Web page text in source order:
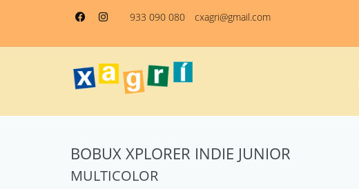
933 090 080 cxagri@gmail.com
BOBUX XPLORER INDIE JUNIOR
MULTICOLOR